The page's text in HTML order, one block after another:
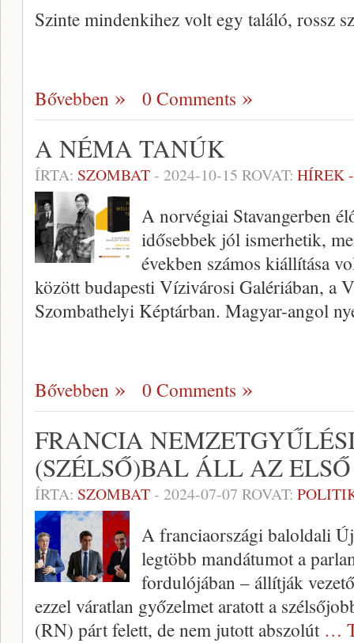
Szinte mindenkihez volt egy találó, rossz
Bővebben 0 Comments
A NÉMA TANÚK
ÍRTA: SZOMBAT- 2024-10-15 ROVAT: HÍREK
A norvégiai Stavangerben
idősebbek jól ismerhetik,
években számos kiállítása
között budapesti Vízivárosi Galériában, a
Szombathelyi Képtárban. Magyar-angol
Bővebben 0 Comments
FRANCIA
(SZÉLSŐ)BAL ÁLL AZ
ÍRTA: SZOMBAT- 2024-07-07 ROVAT:
A franciaországi baloldali
legtöbb mandátumot a
fordulójában – állítják
ezzel váratlan győzelmet aratott a
(RN) párt felett, de nem jutott abszolút …